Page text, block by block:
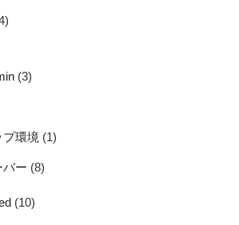
(3)
プ環境 (1)
バー (8)
(10)